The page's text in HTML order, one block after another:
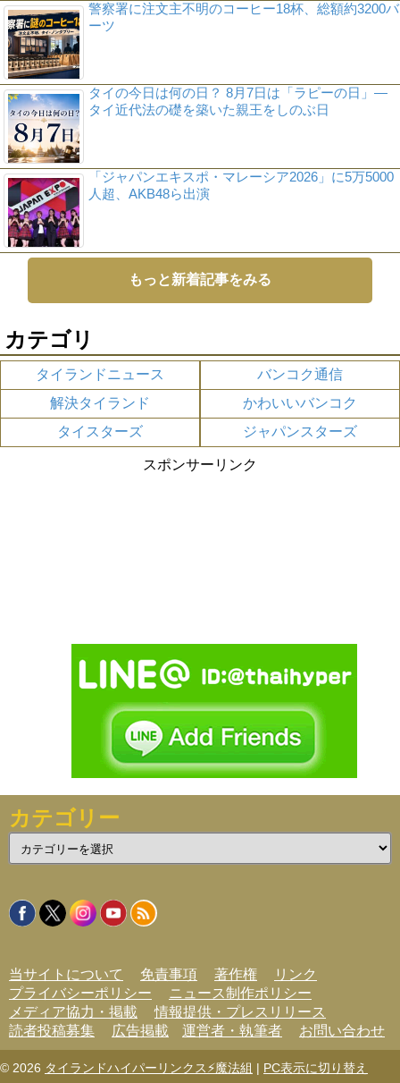
警察署に注文主不明のコーヒー18杯、総額約3200バ
ーツ
タイの今日は何の日？ 8月7日は「ラピーの日」―
タイ近代法の礎を築いた親王をしのぶ日
「ジャパンエキスポ・マレーシア2026」に5万5000
人超、AKB48ら出演
もっと新着記事をみる
カテゴリ
タイランドニュース
バンコク通信
解決タイランド
かわいいバンコク
タイスターズ
ジャパンスターズ
スポンサーリンク
カテゴリー
テ
リ
ー
当サイトについて 免責事項 著作権
リンク
プライバシーポリシー
ニュース制作ポリシー
メディア協力・掲載
情報提供・プレスリリース
読者投稿募集
広告掲載 運営者・執筆者 お問い合わせ
© 2026 タイランドハイパーリンクス⚡魔法組 | PC表示に切り替え